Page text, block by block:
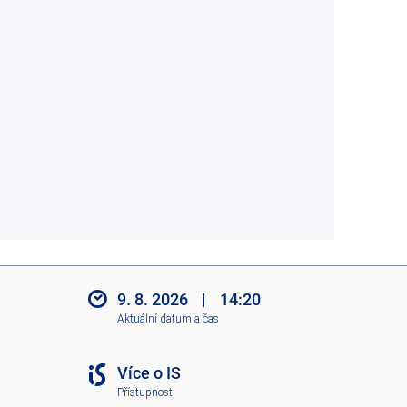
9. 8. 2026 | 14:20
Aktuální datum a čas
Více o IS
Přístupnost